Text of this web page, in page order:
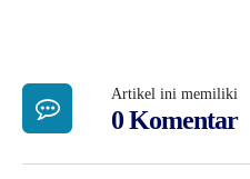
Artikel ini memiliki
0 Komentar